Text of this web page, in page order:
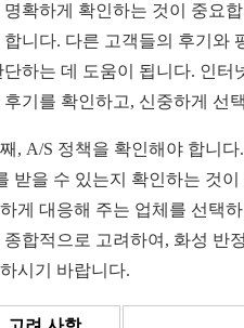
명확하게 확인하는 것이 중요
합니다. 다른 고객들의 후기와
단하는 데 도움이 됩니다. 인터
후기를 확인하고, 신중하게 선
, A/S 정책을 확인해야 합니
받을 수 있는지 확인하는 것
게 대응해 주는 업체를 선택
종합적으로 고려하여, 화성 반
시기 바랍니다.